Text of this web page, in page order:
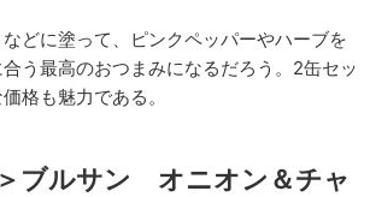
どに塗って、ピンクペッパーやハーブを
う最高のおつまみになるだろう。2缶セッ
格も魅力である。
ブルサン オニオン＆チャ